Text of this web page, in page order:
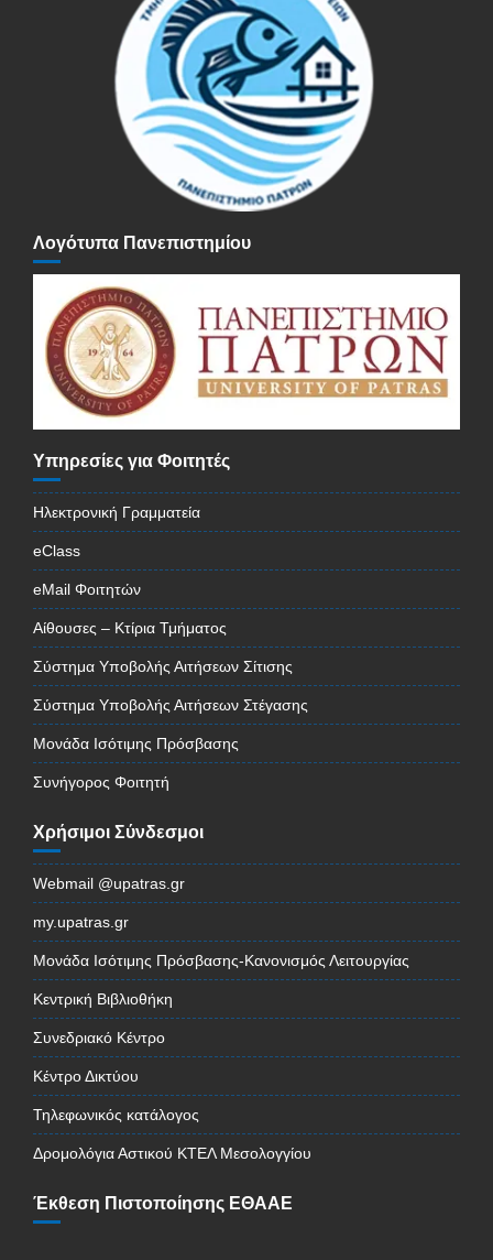
Λογότυπα Πανεπιστημίου
Υπηρεσίες για Φοιτητές
Ηλεκτρονική Γραμματεία
eClass
eMail Φοιτητών
Αίθουσες – Κτίρια Τμήματος
Σύστημα Υποβολής Αιτήσεων Σίτισης
Σύστημα Υποβολής Αιτήσεων Στέγασης
Μονάδα Ισότιμης Πρόσβασης
Συνήγορος Φοιτητή
Χρήσιμοι Σύνδεσμοι
Webmail @upatras.gr
my.upatras.gr
Μονάδα Ισότιμης Πρόσβασης-Κανονισμός Λειτουργίας
Κεντρική Βιβλιοθήκη
Συνεδριακό Κέντρο
Κέντρο Δικτύου
Τηλεφωνικός κατάλογος
Δρομολόγια Αστικού ΚΤΕΛ Μεσολογγίου
Έκθεση Πιστοποίησης ΕΘΑΑΕ